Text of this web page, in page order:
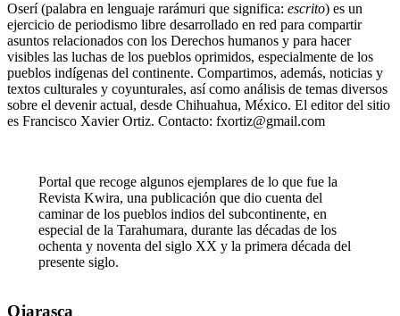
Oserí (palabra en lenguaje rarámuri que significa: escrito) es un
ejercicio de periodismo libre desarrollado en red para compartir
asuntos relacionados con los Derechos humanos y para hacer
visibles las luchas de los pueblos oprimidos, especialmente de los
pueblos indígenas del continente. Compartimos, además, noticias y
textos culturales y coyunturales, así como análisis de temas diversos
sobre el devenir actual, desde Chihuahua, México. El editor del sitio
es Francisco Xavier Ortiz. Contacto: fxortiz@gmail.com
Portal que recoge algunos ejemplares de lo que fue la
Revista Kwira, una publicación que dio cuenta del
caminar de los pueblos indios del subcontinente, en
especial de la Tarahumara, durante las décadas de los
ochenta y noventa del siglo XX y la primera década del
presente siglo.
Ojarasca